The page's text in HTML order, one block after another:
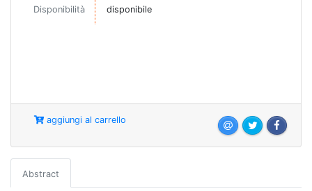
Disponibilità disponibile
aggiungi al carrello
Abstract